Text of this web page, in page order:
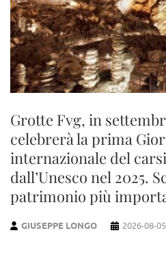
Grotte Fvg, in
celebrerà la prima
internazionale del
dall’Unesco nel 2025.
patrimonio più
GIUSEPPE LONGO 2026-08-05